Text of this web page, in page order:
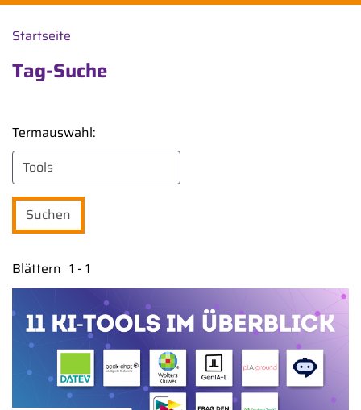
Startseite
Tag-Suche
Termauswahl:
Blättern 1 - 1